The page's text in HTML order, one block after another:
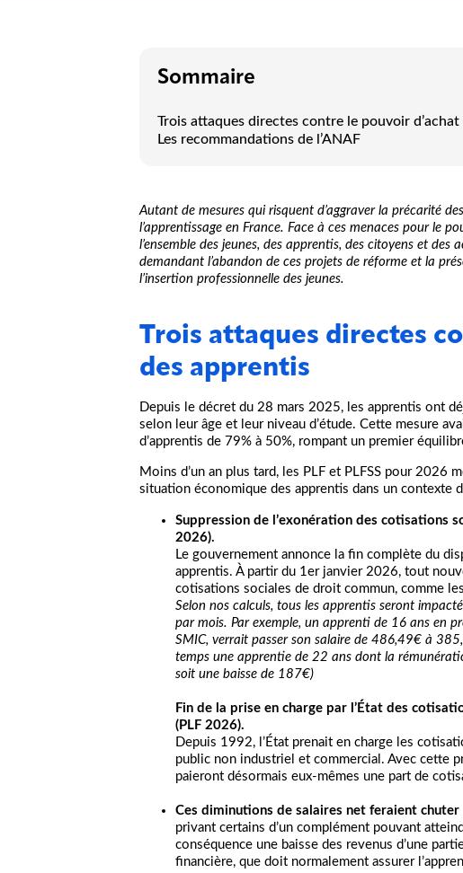
Sommaire
Trois attaques directes contre le pouvoir
Les recommandations de l’ANAF
Autant de mesures qui risquent d’aggraver la précarité
l’apprentissage en France. Face à ces menaces pour le
l’ensemble des jeunes, des apprentis, des citoyens et des
demandant l’abandon de ces projets de réforme et la
l’insertion professionnelle des jeunes.
Trois attaques directes
des apprentis
Depuis le décret du 28 mars 2025, les apprentis ont
selon leur âge et leur niveau d’étude. Cette mesure
d’apprentis de 79% à 50%, rompant un premier
Moins d’un an plus tard, les PLF et PLFSS pour 2026
situation économique des apprentis dans un contexte
Suppression de l’exonération des cotisations
2026).
Le gouvernement annonce la fin complète du
apprentis. À partir du 1er janvier 2026, tout
cotisations sociales de droit commun, comme
Selon nos calculs, tous les apprentis seront
par mois. Par exemple, un apprenti de 16 ans en
SMIC, verrait passer son salaire de 486,49€ à
temps une apprentie de 22 ans dont la
soit une baisse de 187€)
Fin de la prise en charge par l’État des
(PLF 2026).
Depuis 1992, l’État prenait en charge les
public non industriel et commercial. Avec cette
paieront désormais eux-mêmes une part de
Ces diminutions de salaires net feraient
privant certains d’un complément pouvant
conséquence une baisse des revenus d’une
financière, que doit normalement assurer